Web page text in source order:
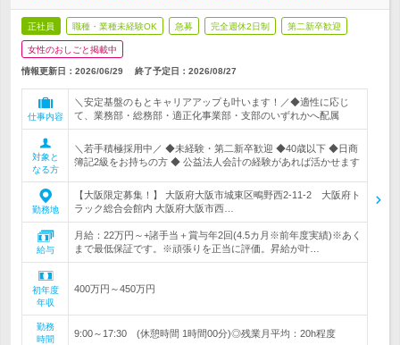
正社員 職種・業種未経験OK 急募 完全週休2日制 第二新卒歓迎
女性のおしごと掲載中
情報更新日：2026/06/29 終了予定日： 2026/08/27
仕事内容
＼安定基盤のもとキャリアアップも叶います！／◆適性に応じ
て、業務部・総務部・適正化事業部・支部のいずれかへ配属
対象と
なる方
＼若手積極採用中／ ◆未経験・第二新卒歓迎 ◆40歳以下 ◆日商
簿記2級をお持ちの方 ◆ 公益法人会計の経験があれば活かせます
勤務地
【大阪限定募集！】 大阪府大阪市城東区鴫野西2-11-2 大阪府ト
ラック総合会館内 大阪府大阪市西…
給与
月給：22万円～+諸手当＋賞与年2回(4.5カ月※前年度実績)※あく
まで最低保証です。※頑張りを正当に評価。昇給が叶…
初年度
年収
400万円～450万円
勤務
時間
9:00～17:30 (休憩時間 1時間00分)◎残業月平均：20h程度